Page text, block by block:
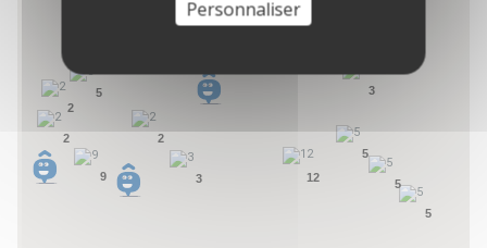
5
9
5
3
12
5
3 5
2
2 2
2
Personnaliser